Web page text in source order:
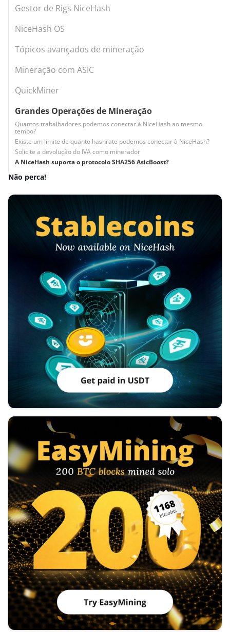
Gestor de Rigs NiceHash
NiceHash OS
Tópicos avançados de mineração
Mineração com ASIC
QuickMiner
Grandes Operações de Mineração
Quantos trabalhadores podemos conectar à NiceHash ao mesmo
tempo?
Existe um limite de quanto hashrate podemos conectar à NiceHash?
Solicite a devolução do IVA como minerador
A NiceHash suporta o protocolo SHA256 AsicBoost?
Não perca!